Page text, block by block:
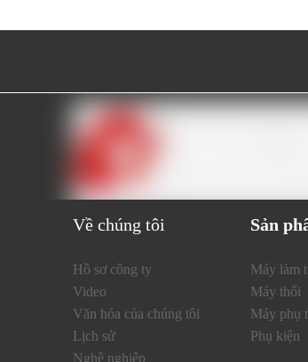
Về chúng tôi
Hồ sơ công ty
Video
Văn hóa của chúng tôi
Lịch sử
Nghề nghiệp
Sản
Máy làm
Máy thổi
Máy phụ
Phụ kiện